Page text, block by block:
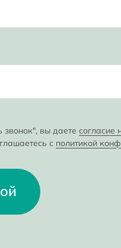
вы даете согласие
с политикой